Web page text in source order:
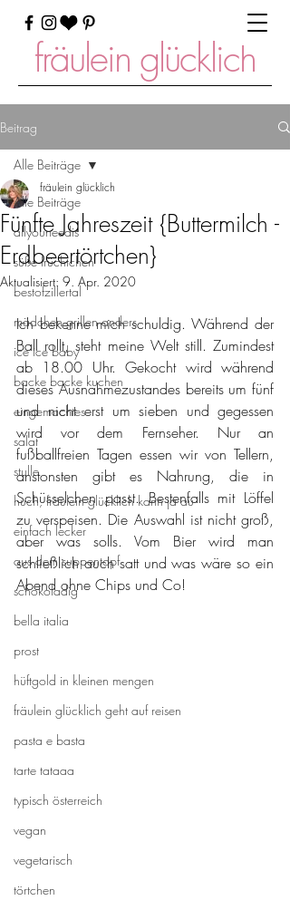
fräulein glücklich
Beitrag
Alle Beiträge
allyouneedis
süße früchtchen
bestofzillertal
mädchen grillen anders
ice ice baby
backe backe kuchen
eingemachtes
salat
stulle
huch, fräulein glücklich kann ja au
einfach lecker
aus dem suppentopf
schokoladig
bella italia
prost
hüftgold in kleinen mengen
fräulein glücklich geht auf reisen
pasta e basta
tarte tataaa
typisch österreich
vegan
vegetarisch
törtchen
Alle Beiträge
Fünfte Jahreszeit {Buttermilch -
Erdbeertörtchen}
fräulein glücklich
Aktualisiert: 9. Apr. 2020
Ich bekenne mich schuldig. Während der
Ball rollt, steht meine Welt still. Zumindest
ab 18.00 Uhr. Gekocht wird während
dieses Ausnahmezustandes bereits um fünf
und nicht erst um sieben und gegessen
wird vor dem Fernseher. Nur an
fußballfreien Tagen essen wir von Tellern,
anstonsten gibt es Nahrung, die in
Schüsselchen passt. Bestenfalls mit Löffel
zu verspeisen. Die Auswahl ist nicht groß,
aber was solls. Vom Bier wird man
schließlich auch satt und was wäre so ein
Abend ohne Chips und Co!